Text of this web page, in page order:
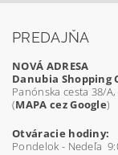
PREDAJŇA
NOVÁ ADRESA
Danubia Shopping
Panónska cesta 38/
(MAPA cez Google)
Otváracie hodiny:
Pondelok - Nedeľa